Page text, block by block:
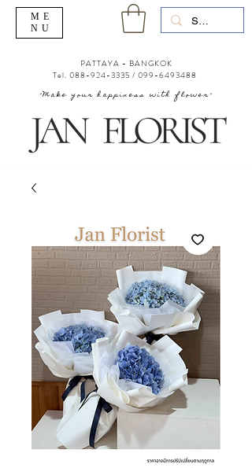
"Make your happiness with flower"
PATTAYA - BANGKOK
Tel. 088-924-3335 / 099-6493488
ME
NU